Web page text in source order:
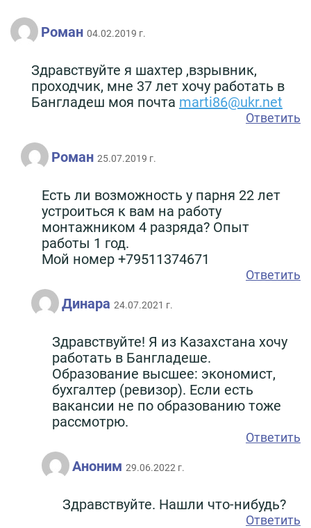
Роман 04.02.2019 г.
Здравствуйте я шахтер ,взрывник,
проходчик, мне 37 лет хочу работать в
Бангладеш моя почта marti86@ukr.net
Ответить
Роман 25.07.2019 г.
Есть ли возможность у парня 22 лет
устроиться к вам на работу
монтажником 4 разряда? Опыт
работы 1 год.
Мой номер +79511374671
Ответить
Динара 24.07.2021 г.
Здравствуйте! Я из Казахстана хочу
работать в Бангладеше.
Образование высшее: экономист,
бухгалтер (ревизор). Если есть
вакансии не по образованию тоже
рассмотрю.
Ответить
Аноним 29.06.2022 г.
Здравствуйте. Нашли что-нибудь?
Ответить